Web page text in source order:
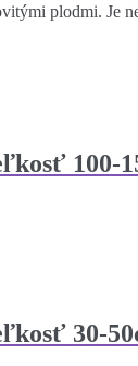
plodmi. Je
100-
30-